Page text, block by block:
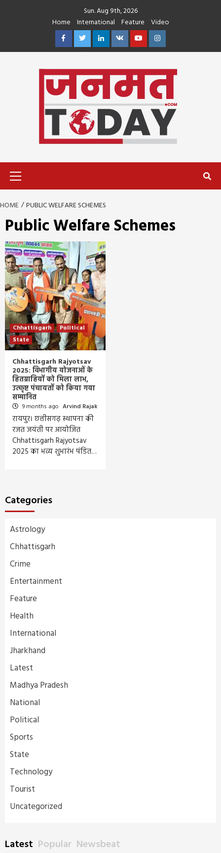
Sun. Aug 9th, 2026
Home
International Feature
Video
FacebookTwitterLinkedin
VK YoutubeInstagram
HOME PUBLIC WELFARE SCHEMES
Public Welfare Schemes
Chhattisgarh
Political
State
Chhattisgarh Rajyotsav
2025: विभागीय योजनाओं के
हितग्राहियों को मिला लाभ,
उत्कृष्ट पंचायतों को किया गया
सम्मानित
9 months ago Arvind Rajak
रायपुर। छत्तीसगढ़ स्थापना की
रजत जयंती पर आयोजित
Chhattisgarh Rajyotsav
2025 का भव्य शुभारंभ पंडित…
Categories
Astrology
Chhattisgarh
Crime
Entertainment
Feature
Health
International
Jharkhand
Latest
Madhya Pradesh
National
Political
Sports
State
Technology
Tourist
Uncategorized
Latest Popular Newsbeat